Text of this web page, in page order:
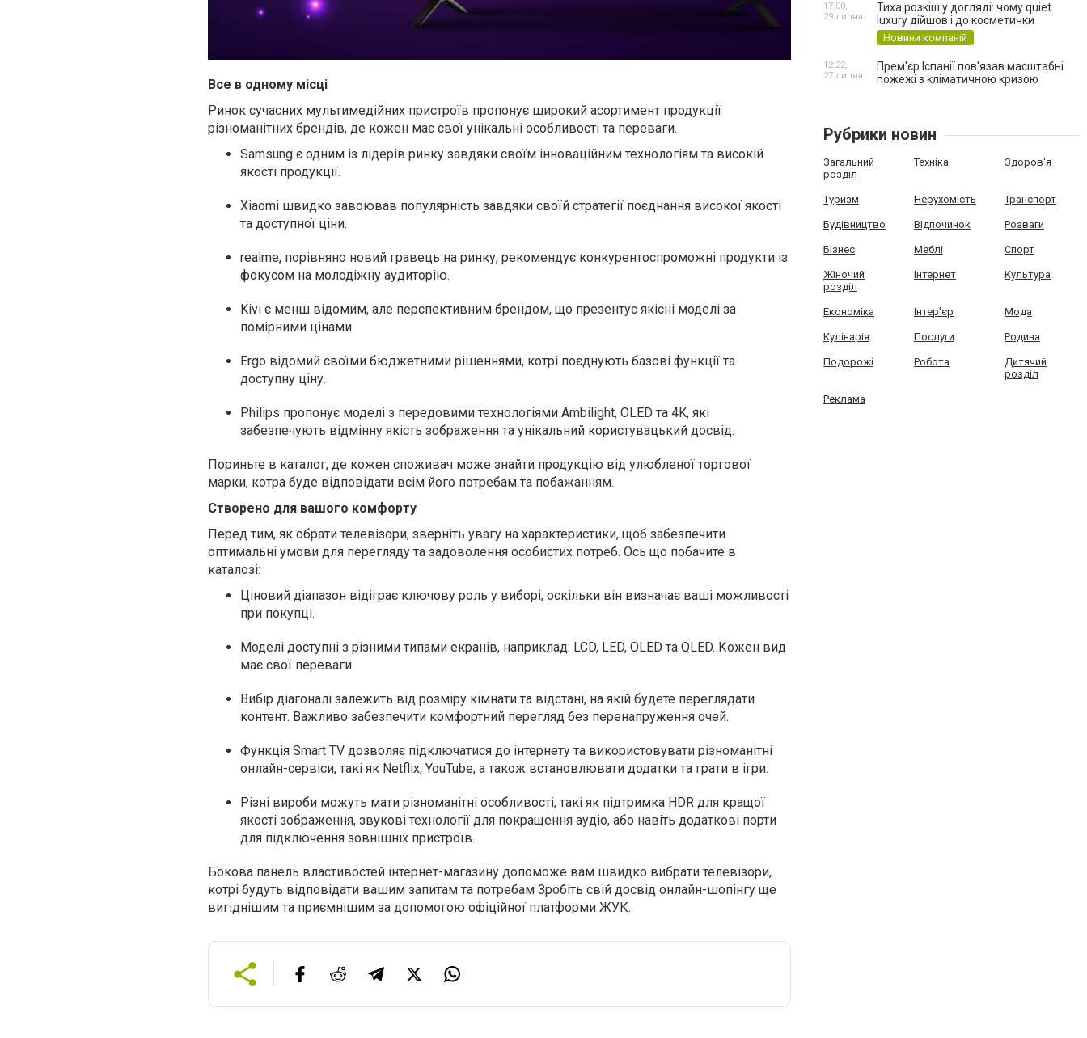
Все в одному місці
Ринок сучасних мультимедійних пристроїв пропонує широкий асортимент продукції
різноманітних брендів, де кожен має свої унікальні особливості та переваги.
Samsung є одним із лідерів ринку завдяки своїм інноваційним технологіям та високій
якості продукції.
Xiaomi швидко завоював популярність завдяки своїй стратегії поєднання високої якості
та доступної ціни.
realme, порівняно новий гравець на ринку, рекомендує конкурентоспроможні продукти із
фокусом на молодіжну аудиторію.
Kivi є менш відомим, але перспективним брендом, що презентує якісні моделі за
помірними цінами.
Ergo відомий своїми бюджетними рішеннями, котрі поєднують базові функції та
доступну ціну.
Philips пропонує моделі з передовими технологіями Ambilight, OLED та 4K, які
забезпечують відмінну якість зображення та унікальний користувацький досвід.
Пориньте в каталог, де кожен споживач може знайти продукцію від улюбленої торгової
марки, котра буде відповідати всім його потребам та побажанням.
Створено для вашого комфорту
Перед тим, як обрати телевізори, зверніть увагу на характеристики, щоб забезпечити
оптимальні умови для перегляду та задоволення особистих потреб. Ось що побачите в
каталозі:
Ціновий діапазон відіграє ключову роль у виборі, оскільки він визначає ваші можливості
при покупці.
Моделі доступні з різними типами екранів, наприклад: LCD, LED, OLED та QLED. Кожен вид
має свої переваги.
Вибір діагоналі залежить від розміру кімнати та відстані, на якій будете переглядати
контент. Важливо забезпечити комфортний перегляд без перенапруження очей.
Функція Smart TV дозволяє підключатися до інтернету та використовувати різноманітні
онлайн-сервіси, такі як Netflix, YouTube, а також встановлювати додатки та грати в ігри.
Різні вироби можуть мати різноманітні особливості, такі як підтримка HDR для кращої
якості зображення, звукові технології для покращення аудіо, або навіть додаткові порти
для підключення зовнішніх пристроїв.
Бокова панель властивостей інтернет-магазину допоможе вам швидко вибрати телевізори,
котрі будуть відповідати вашим запитам та потребам Зробіть свій досвід онлайн-шопінгу ще
вигіднішим та приємнішим за допомогою офіційної платформи ЖУК.
Тиха розкіш у догляді: чому quiet
luxury дійшов і до косметички
Новини компаній
17:00,
29 липня
Прем'єр Іспанії пов'язав масштабні
пожежі з кліматичною кризою
12:22,
27 липня
Рубрики новин
Загальний
розділ
Техніка Здоров'я
Туризм Нерухомість Транспорт
Будівництво Відпочинок Розваги
Бізнес Меблі Спорт
Жіночий
розділ
Інтернет Культура
Економіка Інтер'єр Мода
Кулінарія Послуги Родина
Подорожі Робота
Дитячий
розділ
Реклама